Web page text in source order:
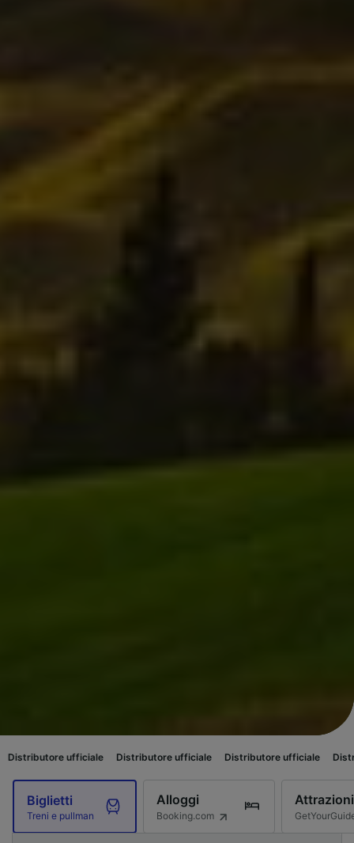
ufficiale Distributore ufficiale Distributore ufficiale Distributore
Biglietti
Treni e pullman
Alloggi
Booking.com
Attrazioni